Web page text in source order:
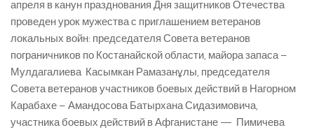
апреля в канун празднования Дня защитников Отечества
проведен урок мужества с приглашением ветеранов
локальных войн: председателя Совета ветеранов
пограничников по Костанайской области, майора запаса –
Мулдагалиева Касымкан Рамазанұлы, председателя
Совета ветеранов участников боевых действий в Нагорном
Карабахе – Амандосова Батырхана Сидазимовича,
участника боевых действий в Афганистане — Пимичева